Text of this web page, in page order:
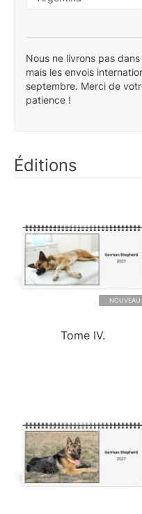
Nous ne livrons pas
mais les envois
septembre. Merci de
patience !
Éditions
NOUVEAU
Tome IV.